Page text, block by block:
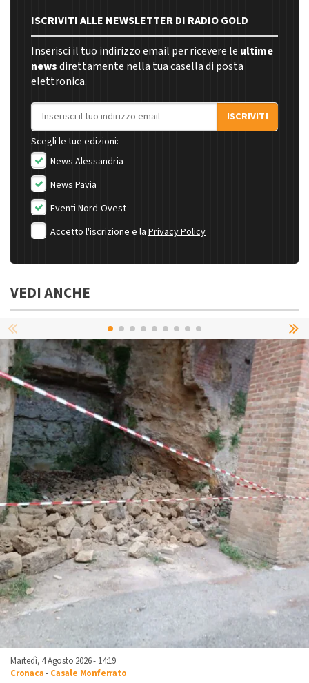
ISCRIVITI ALLE NEWSLETTER DI RADIO GOLD
Inserisci il tuo indirizzo email per ricevere le ultime
newsdirettamente nella tua casella di posta
elettronica.
Indirizzo email
ISCRIVITI
Scegli le tue edizioni:
News Alessandria
News Pavia
Eventi Nord-Ovest
Accetto l'iscrizione e la Privacy Policy
VEDI ANCHE
Martedì, 4 Agosto 2026 - 14:19
Cronaca- Casale Monferrato